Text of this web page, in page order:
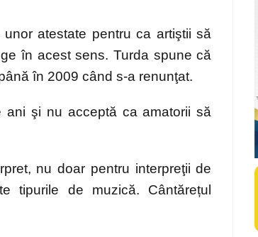
atestate pentru ca artiştii să
în acest sens. Turda spune că
în 2009 când s-a renunţat.
şi nu acceptă ca amatorii să
nu doar pentru interpreţii de
tipurile de muzică. Cântărețul